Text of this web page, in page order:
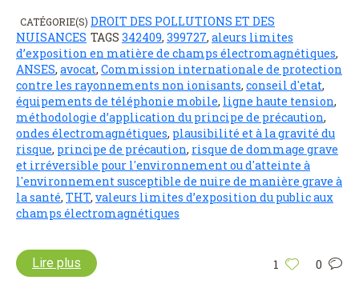
CATÉGORIE(S) DROIT DES POLLUTIONS ET DES
NUISANCES TAGS 342409, 399727, aleurs limites
d’exposition en matière de champs électromagnétiques,
ANSES, avocat, Commission internationale de protection
contre les rayonnements non ionisants, conseil d'etat,
équipements de téléphonie mobile, ligne haute tension,
méthodologie d’application du principe de précaution,
ondes électromagnétiques, plausibilité et à la gravité du
risque, principe de précaution, risque de dommage grave
et irréversible pour l'environnement ou d'atteinte à
l'environnement susceptible de nuire de manière grave à
la santé, THT, valeurs limites d’exposition du public aux
champs électromagnétiques
1 0
Lire plus